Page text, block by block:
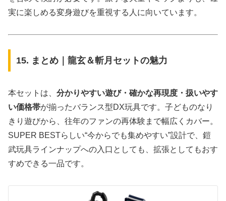
実に楽しめる変身遊びを重視する人に向いています。
15. まとめ｜龍玄＆斬月セットの魅力
本セットは、 分かりやすい遊び・確かな再現度・扱いやす
い価格帯が揃ったバランス型DX玩具です。子どものなり
きり遊びから、往年のファンの再体験まで幅広くカバー。
SUPER BESTらしい“今からでも集めやすい”設計で、鎧
武玩具ラインナップへの入口としても、拡張としてもおす
すめできる一品です。